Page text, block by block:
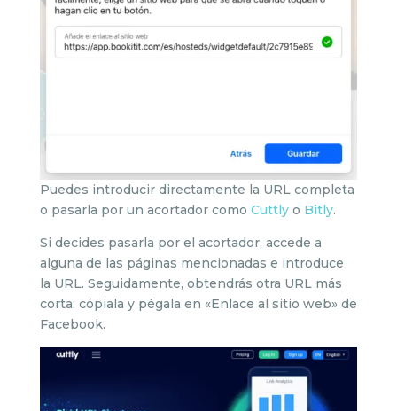
Puedes introducir directamente la URL completa
o pasarla por un acortador como Cuttlyo Bitly.
Si decides pasarla por el acortador, accede a
alguna de las páginas mencionadas e introduce
la URL. Seguidamente, obtendrás otra URL más
corta: cópiala y pégala en «Enlace al sitio web» de
Facebook.